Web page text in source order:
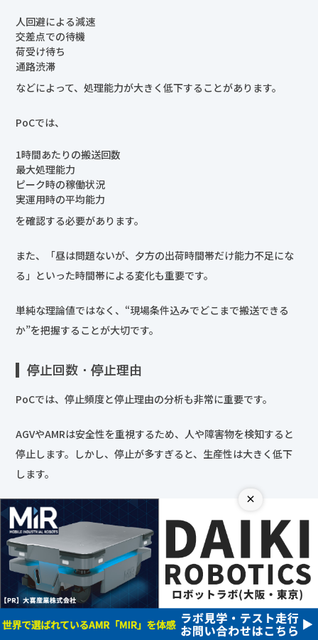
×
人回避による減速
交差点での待機
荷受け待ち
通路渋滞
などによって、処理能力が大きく低下することがあります。
PoCでは、
1時間あたりの搬送回数
最大処理能力
ピーク時の稼働状況
実運用時の平均能力
を確認する必要があります。
また、「昼は問題ないが、夕方の出荷時間帯だけ能力不足にな
る」といった時間帯による変化も重要です。
単純な理論値ではなく、“現場条件込みでどこまで搬送できる
か”を把握することが大切です。
停止回数・停止理由
PoCでは、停止頻度と停止理由の分析も非常に重要です。
AGVやAMRは安全性を重視するため、人や障害物を検知すると
停止します。しかし、停止が多すぎると、生産性は大きく低下
します。
代表的な停止原因として、
人との接触回避停止
フォークリフト回避停止
障害物検知停止
通信エラー
位置認識エラー